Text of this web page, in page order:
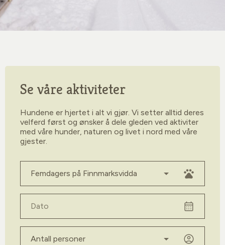
Se våre aktiviteter
Hundene er hjertet i alt vi gjør. Vi setter alltid deres
velferd først og ønsker å dele gleden ved aktiviter
med våre hunder, naturen og livet i nord med våre
gjester.